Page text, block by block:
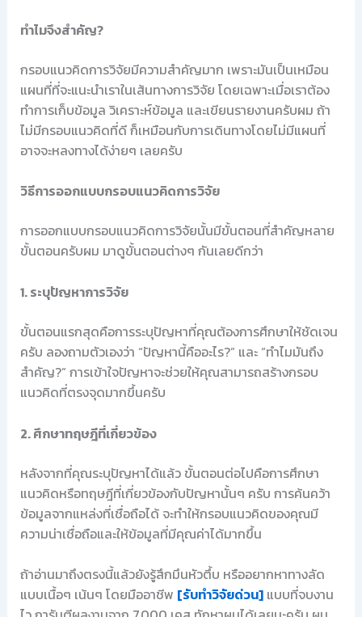
ทำไมจึงสำคัญ?
กรอบแนวคิดการวิจัยมีความสำคัญมาก เพราะมันเป็นเหมือน
แผนที่ที่จะแนะนำเราในเส้นทางการวิจัย โดยเฉพาะเมื่อเราต้อง
ทำการเก็บข้อมูล วิเคราะห์ข้อมูล และเขียนรายงานครับผม ถ้า
ไม่มีกรอบแนวคิดที่ดี ก็เหมือนกับการเดินทางโดยไม่มีแผนที่
อาจจะหลงทางได้ง่ายๆ เลยครับ
วิธีการออกแบบกรอบแนวคิดการวิจัย
การออกแบบกรอบแนวคิดการวิจัยนั้นมีขั้นตอนที่สำคัญหลาย
ขั้นตอนครับผม มาดูขั้นตอนต่างๆ กันเลยดีกว่า
1. ระบุปัญหาการวิจัย
ขั้นตอนแรกสุดคือการระบุปัญหาที่คุณต้องการศึกษาให้ชัดเจน
ครับ ลองถามตัวเองว่า “ปัญหานี้คืออะไร?” และ “ทำไมมันถึง
สำคัญ?” การเข้าใจปัญหาจะช่วยให้คุณสามารถสร้างกรอบ
แนวคิดที่ตรงจุดมากขึ้นครับ
2. ศึกษาทฤษฎีที่เกี่ยวข้อง
หลังจากที่คุณระบุปัญหาได้แล้ว ขั้นตอนต่อไปคือการศึกษา
แนวคิดหรือทฤษฎีที่เกี่ยวข้องกับปัญหานั้นๆ ครับ การค้นคว้า
ข้อมูลจากแหล่งที่เชื่อถือได้ จะทำให้กรอบแนวคิดของคุณมี
ความน่าเชื่อถือและให้ข้อมูลที่มีคุณค่าได้มากขึ้น
ถ้าอ่านมาถึงตรงนี้แล้วยังรู้สึกมึนหัวตึ้บ หรืออยากหาทางลัด
แบบเนื้อๆ เน้นๆ โดยมืออาชีพ [รับทำวิจัยด่วน]แบบที่จบงาน